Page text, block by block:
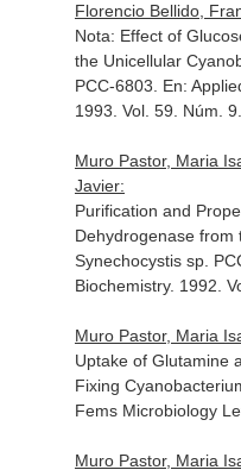
Florencio Bellido,
Nota: Effect of
the Unicellular
PCC-6803. En:
1993. Vol. 59. Núm.
Muro Pastor, Maria
Javier:
Purification and
Dehydrogenase from
Synechocystis sp.
Biochemistry. 1992.
Muro Pastor, Maria
Uptake of Glutamine
Fixing
Fems Microbiology
Muro Pastor, Maria